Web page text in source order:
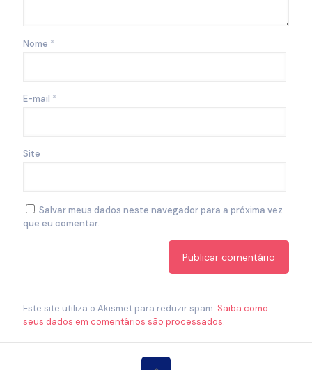
Nome *
E-mail *
Site
Salvar meus dados neste navegador para a próxima vez
que eu comentar.
Este site utiliza o Akismet para reduzir spam. Saiba como
seus dados em comentários são processados.